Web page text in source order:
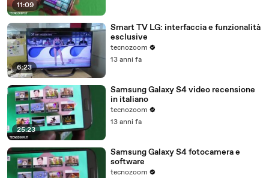
11:09
6:23
Smart TV LG: interfaccia e funzionalità
esclusive
tecnozoom
13 anni fa
25:23
Samsung Galaxy S4 video recensione
in italiano
tecnozoom
13 anni fa
Samsung Galaxy S4 fotocamera e
software
tecnozoom